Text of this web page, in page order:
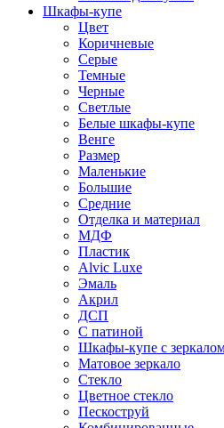
Шкафы-купе
Цвет
Коричневые
Серые
Темные
Черные
Светлые
Белые шкафы-купе
Венге
Размер
Маленькие
Большие
Средние
Отделка и материал
МДФ
Пластик
Alvic Luxe
Эмаль
Акрил
ДСП
С патиной
Шкафы-купе с
Матовое зеркало
Стекло
Цветное стекло
Пескоструй